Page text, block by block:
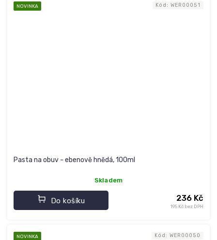
NOVINKA
Pasta na obuv - ebenově hnědá, 100ml
Skladem
195 Kč bez DPH
236 Kč
Do košíku
Kód: WER00051
NOVINKA Kód: WER00050